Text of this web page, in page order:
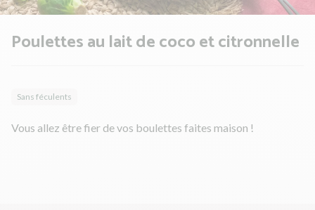
Poulettes au lait de coco et citronnelle
Sans féculents
Vous allez être fier de vos boulettes faites maison !